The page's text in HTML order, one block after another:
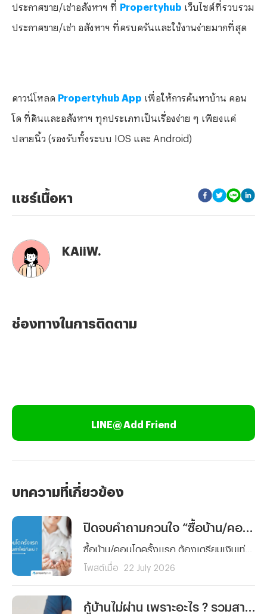
ประกาศขาย/เช่าอสังหาฯ ที่ Propertyhub เว็บไซต์ที่รวบรวม
ประกาศขาย/เช่า อสังหาฯ ที่ครบครันและใช้งานง่ายมากที่สุด
ดาวน์โหลด Propertyhub App เพื่อให้การค้นหาบ้าน คอน
โด ที่ดินและอสังหาฯ ทุกประเภทเป็นเรื่องง่าย ๆ เพียงแค่
ปลายนิ้ว (รองรับทั้งระบบ IOS และ Android)
แชร์เนื้อหา
KAiiW.
ช่องทางในการติดตาม
LINE@ Add Friend
บทความที่เกี่ยวข้อง
โพสต์เมื่อ 22 July 2026